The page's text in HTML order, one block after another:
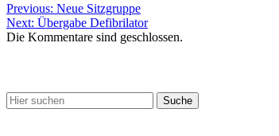
Beitragsnavigation
Previous: Neue Sitzgruppe
Next: Übergabe Defibrilator
Die Kommentare sind geschlossen.